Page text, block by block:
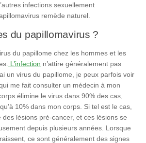
infections sexuellement
remède naturel.
du papillomavirus ?
du papillome chez les hommes et les
L’infection n’attire généralement pas
un virus du papillome, je peux parfois voir
me fait consulter un médecin à mon
élimine le virus dans 90% des cas
10% dans mon corps. Si tel est le cas
des lésions pré-cancer, et ces lésions se
depuis plusieurs années Lorsque
ce sont généralement des signes